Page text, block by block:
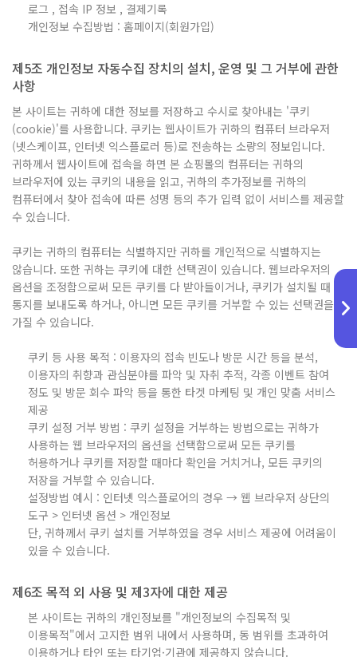
로그 , 접속 IP 정보 , 결제기록
개인정보 수집방법 : 홈페이지(회원가입)
제5조 개인정보 자동수집 장치의 설치, 운영 및 그 거부에 관한
사항
본 사이트는 귀하에 대한 정보를 저장하고 수시로 찾아내는 '쿠키
(cookie)'를 사용합니다. 쿠키는 웹사이트가 귀하의 컴퓨터 브라우저
(넷스케이프, 인터넷 익스플로러 등)로 전송하는 소량의 정보입니다.
귀하께서 웹사이트에 접속을 하면 본 쇼핑몰의 컴퓨터는 귀하의
브라우저에 있는 쿠키의 내용을 읽고, 귀하의 추가정보를 귀하의
컴퓨터에서 찾아 접속에 따른 성명 등의 추가 입력 없이 서비스를 제공할
수 있습니다.
쿠키는 귀하의 컴퓨터는 식별하지만 귀하를 개인적으로 식별하지는
않습니다. 또한 귀하는 쿠키에 대한 선택권이 있습니다. 웹브라우저의
옵션을 조정함으로써 모든 쿠키를 다 받아들이거나, 쿠키가 설치될 때
통지를 보내도록 하거나, 아니면 모든 쿠키를 거부할 수 있는 선택권을
가질 수 있습니다.
쿠키 등 사용 목적 : 이용자의 접속 빈도나 방문 시간 등을 분석,
이용자의 취향과 관심분야를 파악 및 자취 추적, 각종 이벤트 참여
정도 및 방문 회수 파악 등을 통한 타겟 마케팅 및 개인 맞춤 서비스
제공
쿠키 설정 거부 방법 : 쿠키 설정을 거부하는 방법으로는 귀하가
사용하는 웹 브라우저의 옵션을 선택함으로써 모든 쿠키를
허용하거나 쿠키를 저장할 때마다 확인을 거치거나, 모든 쿠키의
저장을 거부할 수 있습니다.
설정방법 예시 : 인터넷 익스플로어의 경우 → 웹 브라우저 상단의
도구 > 인터넷 옵션 > 개인정보
단, 귀하께서 쿠키 설치를 거부하였을 경우 서비스 제공에 어려움이
있을 수 있습니다.
제6조 목적 외 사용 및 제3자에 대한 제공
본 사이트는 귀하의 개인정보를 "개인정보의 수집목적 및
이용목적"에서 고지한 범위 내에서 사용하며, 동 범위를 초과하여
이용하거나 타인 또는 타기업·기관에 제공하지 않습니다.